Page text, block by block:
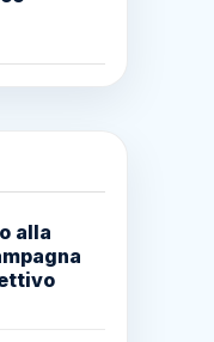
alla